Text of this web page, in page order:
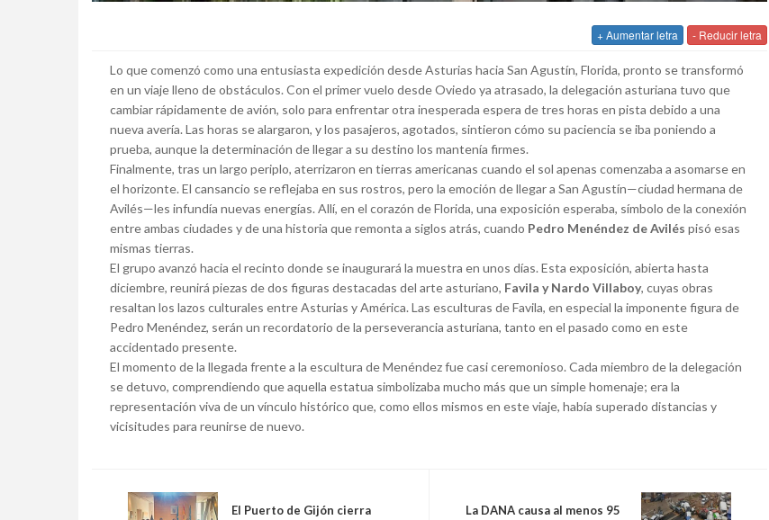
+ Aumentar letra - Reducir letra
Lo que comenzó como una entusiasta expedición desde Asturias hacia San Agustín, Florida, pronto se transformó
en un viaje lleno de obstáculos. Con el primer vuelo desde Oviedo ya atrasado, la delegación asturiana tuvo que
cambiar rápidamente de avión, solo para enfrentar otra inesperada espera de tres horas en pista debido a una
nueva avería. Las horas se alargaron, y los pasajeros, agotados, sintieron cómo su paciencia se iba poniendo a
prueba, aunque la determinación de llegar a su destino los mantenía firmes.
Finalmente, tras un largo periplo, aterrizaron en tierras americanas cuando el sol apenas comenzaba a asomarse en
el horizonte. El cansancio se reflejaba en sus rostros, pero la emoción de llegar a San Agustín—ciudad hermana de
Avilés—les infundía nuevas energías. Allí, en el corazón de Florida, una exposición esperaba, símbolo de la conexión
entre ambas ciudades y de una historia que remonta a siglos atrás, cuando Pedro Menéndez de Avilés pisó esas
mismas tierras.
El grupo avanzó hacia el recinto donde se inaugurará la muestra en unos días. Esta exposición, abierta hasta
diciembre, reunirá piezas de dos figuras destacadas del arte asturiano, Favila y Nardo Villaboy, cuyas obras
resaltan los lazos culturales entre Asturias y América. Las esculturas de Favila, en especial la imponente figura de
Pedro Menéndez, serán un recordatorio de la perseverancia asturiana, tanto en el pasado como en este
accidentado presente.
El momento de la llegada frente a la escultura de Menéndez fue casi ceremonioso. Cada miembro de la delegación
se detuvo, comprendiendo que aquella estatua simbolizaba mucho más que un simple homenaje; era la
representación viva de un vínculo histórico que, como ellos mismos en este viaje, había superado distancias y
vicisitudes para reunirse de nuevo.
El Puerto de Gijón cierra
La DANA causa al menos 95